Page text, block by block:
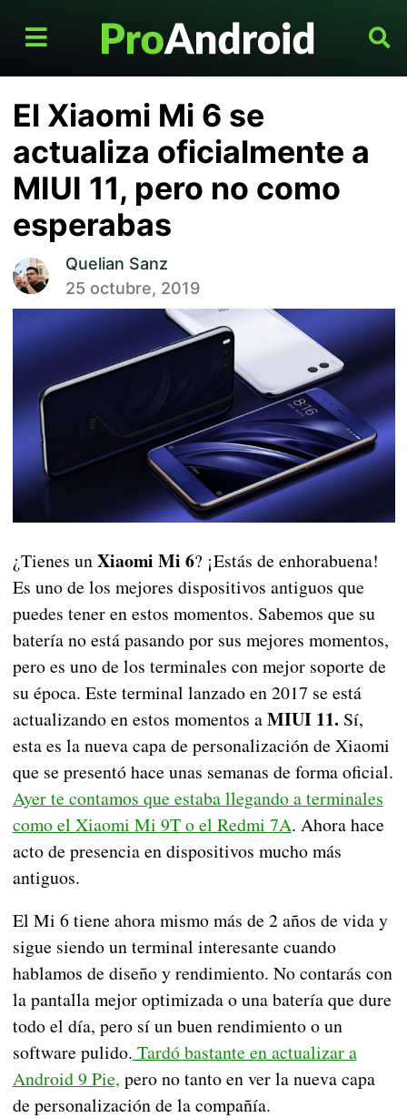
El Xiaomi Mi 6 se
actualiza oficialmente a
MIUI 11, pero no como
esperabas
Quelian Sanz
25 octubre, 2019
¿Tienes unXiaomi Mi 6? ¡Estás de enhorabuena!
Es uno de los mejores dispositivos antiguos que
puedes tener en estos momentos. Sabemos que su
batería no está pasando por sus mejores momentos,
pero es uno de los terminales con mejor soporte de
su época. Este terminal lanzado en 2017 se está
actualizando en estos momentos aMIUI 11. Sí,
esta es la nueva capa de personalización de Xiaomi
que se presentó hace unas semanas de forma oficial.
Ayer te contamos que estaba llegando a terminales
como el Xiaomi Mi 9T o el Redmi 7A. Ahora hace
acto de presencia en dispositivos mucho más
antiguos.
El Mi 6 tiene ahora mismo más de 2 años de vida y
sigue siendo un terminal interesante cuando
hablamos de diseño y rendimiento. No contarás con
la pantalla mejor optimizada o una batería que dure
todo el día, pero sí un buen rendimiento o un
software pulido. Tardó bastante en actualizar a
Android 9 Pie, pero no tanto en ver la nueva capa
de personalización de la compañía.